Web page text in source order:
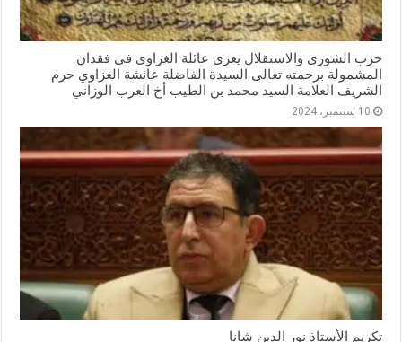
حزب الشورى والاستقلال يعزي عائلة الغزاوي في فقدان
المشمولة برحمته تعالى السيدة الفاضلة عائشة الغزاوي حرم
الشريف العلامة السيد محمد بن الطيب أخ العرب الوزاني
10 سبتمبر، 2024
تكريم الأستاذ نور الدين شانا